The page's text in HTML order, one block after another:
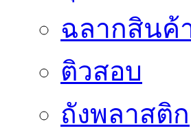
ฉลากสินค้
ติวสอบ
ถังพลาสติก